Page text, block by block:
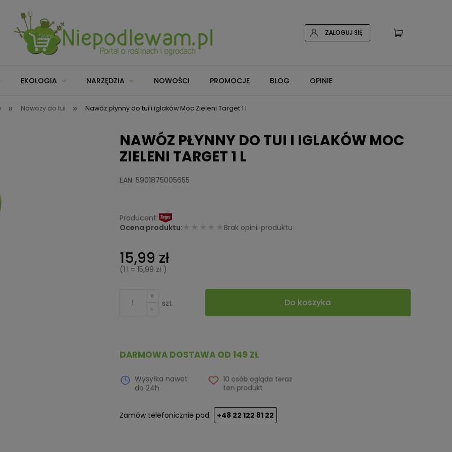
ZALOGUJ SIĘ
EKOLOGIA NARZĘDZIA NOWOŚCI PROMOCJE BLOG OPINIE
» Nawozy do tui » Nawóz płynny do tui i iglaków Moc Zieleni Target 1 l
NAWÓZ PŁYNNY DO TUI I IGLAKÓW MOC
ZIELENI TARGET 1 L
EAN: 5901875005655
Ocena produktu: ★★★★★ Brak opinii produktu
DARMOWA DOSTAWA OD 149 ZŁ
Wysyłka nawet
do 24h
10 osób ogląda teraz
ten produkt
Zamów telefonicznie pod +48 22 122 81 22
15,99 zł
(1 l = 15,99 zł )
+
-
szt. Do koszyka